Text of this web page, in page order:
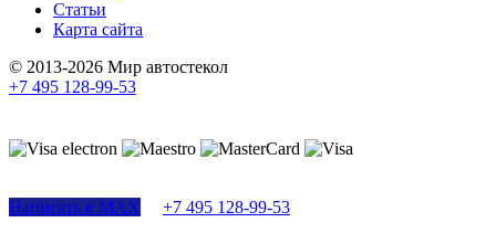
Статьи
Карта сайта
© 2013-2026 Мир автостекол
+7 495 128-99-53
Написать в MAX
+7 495 128-99-53